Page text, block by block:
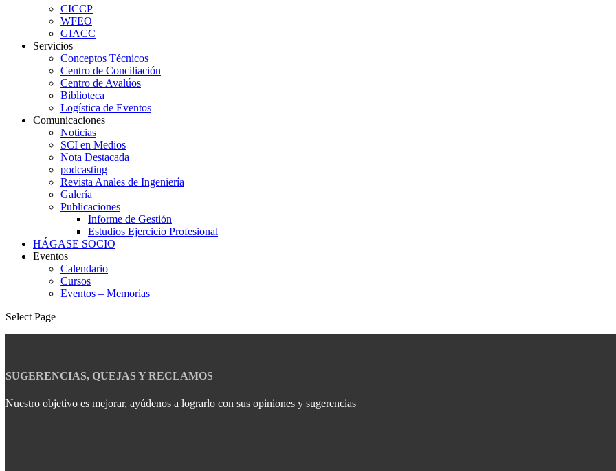
CICCP
WFEO
GIACC
Servicios
Conceptos Técnicos
Centro de Conciliación
Centro de Avalúos
Biblioteca
Logística de Eventos
Comunicaciones
Noticias
SCI en Medios
Nota Destacada
podcasting
Revista Anales de Ingeniería
Galería
Publicaciones
Informe de Gestión
Estudios Ejercicio Profesional
HÁGASE SOCIO
Eventos
Calendario
Cursos
Eventos – Memorias
Select Page
SUGERENCIAS, QUEJAS Y RECLAMOS
Nuestro objetivo es mejorar, ayúdenos a lograrlo con sus opiniones y sugerencias